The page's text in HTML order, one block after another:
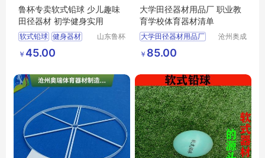
鲁杯专卖软式铅球 少儿趣味
田径器材 初学健身实用
软式铅球 健身器材
田径器材
山东鲁杯
￥ 45.00
大学田径器材用品厂 职业教
育学校体育器材清单
大学田径器材用品厂
沧州奥成
￥ 85.00